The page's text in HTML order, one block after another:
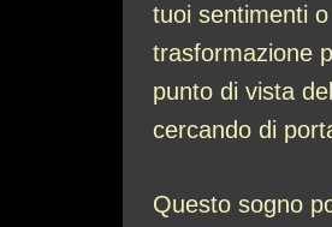
tuoi sentimenti
trasformazione
punto di vista
cercando di
Questo sogno